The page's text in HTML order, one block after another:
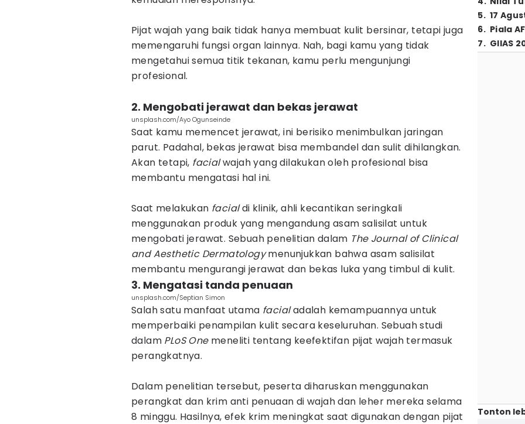
Pijat wajah yang baik tidak hanya membuat kulit bersinar, tetapi juga
memengaruhi fungsi organ lainnya. Nah, bagi kamu yang tidak
mengetahui semua titik tekanan, kamu perlu mengunjungi
profesional.
2. Mengobati jerawat dan bekas jerawat
unsplash.com/Ayo Ogunseinde
Saat kamu memencet jerawat, ini berisiko menimbulkan jaringan
parut. Padahal, bekas jerawat bisa membandel dan sulit dihilangkan.
Akan tetapi, facialwajah yang dilakukan oleh profesional bisa
membantu mengatasi hal ini.
Saat melakukan facialdi klinik, ahli kecantikan seringkali
menggunakan produk yang mengandung asam salisilat untuk
mengobati jerawat. Sebuah penelitian dalam The Journal of Clinical
and Aesthetic Dermatologymenunjukkan bahwa asam salisilat
membantu mengurangi jerawat dan bekas luka yang timbul di kulit.
3. Mengatasi tanda penuaan
unsplash.com/Septian Simon
Salah satu manfaat utama facialadalah kemampuannya untuk
memperbaiki penampilan kulit secara keseluruhan. Sebuah studi
dalam PLoS Onemeneliti tentang keefektifan pijat wajah termasuk
perangkatnya.
Dalam penelitian tersebut, peserta diharuskan menggunakan
perangkat dan krim anti penuaan di wajah dan leher mereka selama
8 minggu. Hasilnya, efek krim meningkat saat digunakan dengan pijat
5. 17
6. Piala
7. GIIAS
Tonton